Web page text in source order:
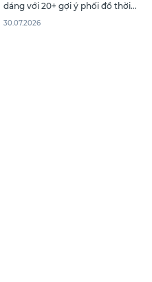
dáng với 20+ gợi ý phối đồ thời
trang 2026. Khám phá cách chọn
30.07.2026